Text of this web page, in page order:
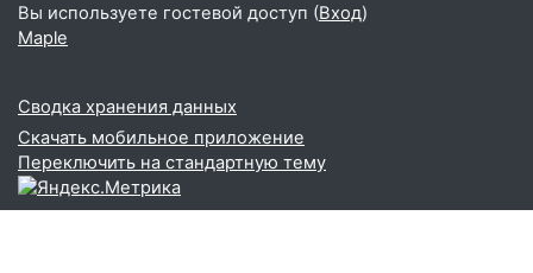
Вы используете гостевой доступ (Вход)
Maple
Сводка хранения данных
Скачать мобильное приложение
Переключить на стандартную тему